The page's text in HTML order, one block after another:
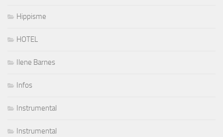
Hippisme
HOTEL
Ilene Barnes
Infos
Instrumental
Instrumental